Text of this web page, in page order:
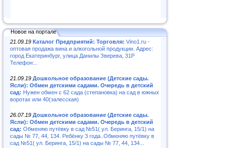
Новое на портале
21.09.19 Каталог Предприятий: Торговля: Vino1.ru -
оптовая продажа вина и алкогольной продукции. Адрес:
город Екатеринбург, улица Данилы Зверева, 31Р
Телефон:..
21.09.19 Дошкольное образование (Детские сады.
Ясли): Обмен детскими садами. Очередь в детский
сад: Нужен обмен с 62 сада (степановка) на сад в южных
воротах или 40(залесская)
26.07.19 Дошкольное образование (Детские сады.
Ясли): Обмен детскими садами. Очередь в детский
сад: Обменяю путёвку в сад №51( ул. Беринга, 15/1) на
сады № 77, 44, 134. Ребёнку 3 года..Обменяю путёвку в
сад №51( ул. Беринга, 15/1) на сады № 77, 44, 134...